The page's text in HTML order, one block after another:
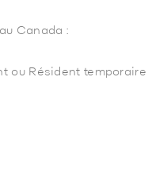
Canada :
ou Résident temporaire